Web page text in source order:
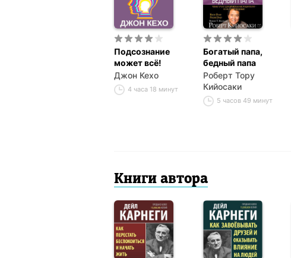
Подсознание
может всё!
Джон Кехо
4 часа 18 минут
Богатый папа,
бедный папа
Роберт Тору
Кийосаки
5 часов 49 минут
Книги автора